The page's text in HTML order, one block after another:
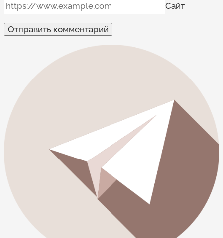
Сайт